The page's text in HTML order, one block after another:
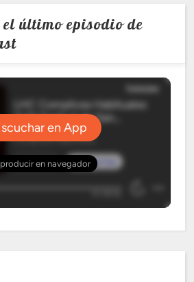
último episodio de